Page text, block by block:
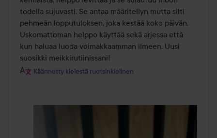
todella sujuvasti. Se antaa määritellyn mutta silti
pehmeän lopputuloksen, joka kestää koko päivän.
Uskomattoman helppo käyttää sekä arjessa että
kun haluaa luoda voimakkaamman ilmeen. Uusi
suosikki meikkirutiinissani!
Käännetty kielestä ruotsinkielinen